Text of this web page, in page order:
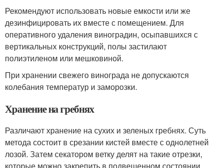
Рекомендуют использовать новые емкости или же
дезинфицировать их вместе с помещением. Для
оперативного удаления виноградин, осыпавшихся с
вертикальных конструкций, полы застилают
полиэтиленом или мешковиной.
При хранении свежего винограда не допускаются
колебания температур и заморозки.
Хранение на гребнях
Различают хранение на сухих и зеленых гребнях. Суть
метода состоит в срезании кистей вместе с однолетней
лозой. Затем секатором ветку делят на такие отрезки,
которые можно закрепить в подвешенном состоянии.